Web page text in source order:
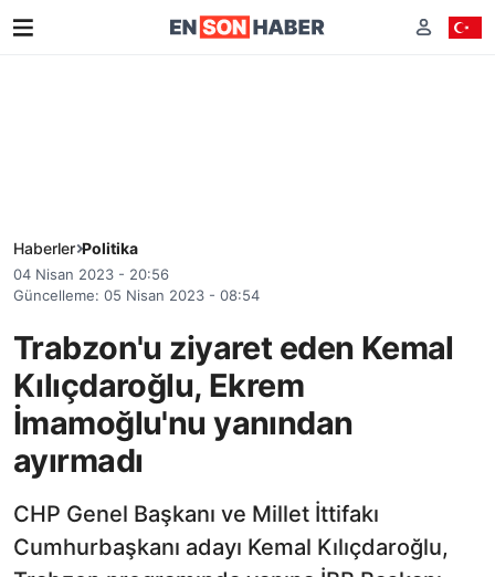
Haberler Politika
04 Nisan 2023 - 20:56
Güncelleme: 05 Nisan 2023 - 08:54
Trabzon'u ziyaret eden Kemal
Kılıçdaroğlu, Ekrem
İmamoğlu'nu yanından
ayırmadı
CHP Genel Başkanı ve Millet İttifakı
Cumhurbaşkanı adayı Kemal Kılıçdaroğlu,